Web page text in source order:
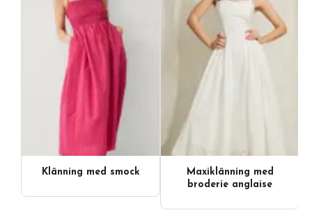
Videoinnehåll
Klänning med smock
Maxiklänning med
broderie anglaise